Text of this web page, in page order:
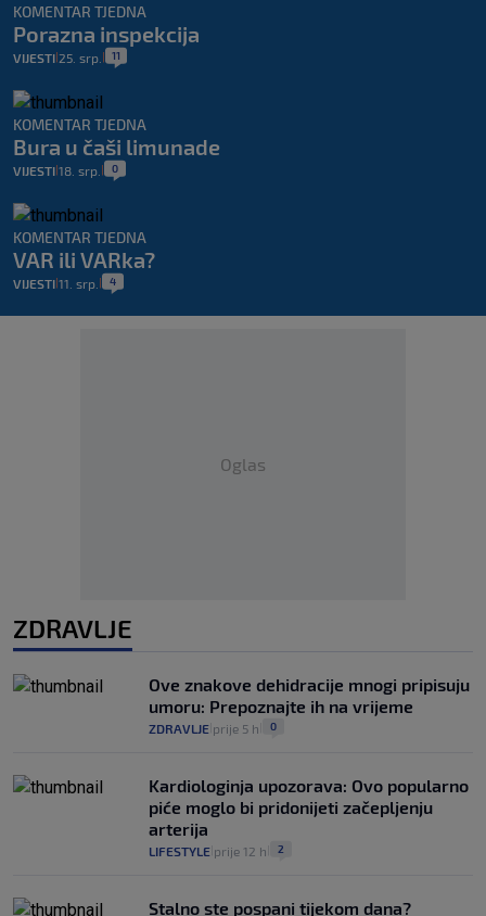
KOMENTAR TJEDNA
Porazna inspekcija
VIJESTI 25. srp. 11
KOMENTAR TJEDNA
Bura u čaši limunade
VIJESTI 18. srp. 0
KOMENTAR TJEDNA
VAR ili VARka?
VIJESTI 11. srp. 4
Oglas
ZDRAVLJE
Ove znakove dehidracije mnogi pripisuju
umoru: Prepoznajte ih na vrijeme
ZDRAVLJE prije 5 h 0
Kardiologinja upozorava: Ovo popularno
piće moglo bi pridonijeti začepljenju
arterija
LIFESTYLE prije 12 h 2
Stalno ste pospani tijekom dana?